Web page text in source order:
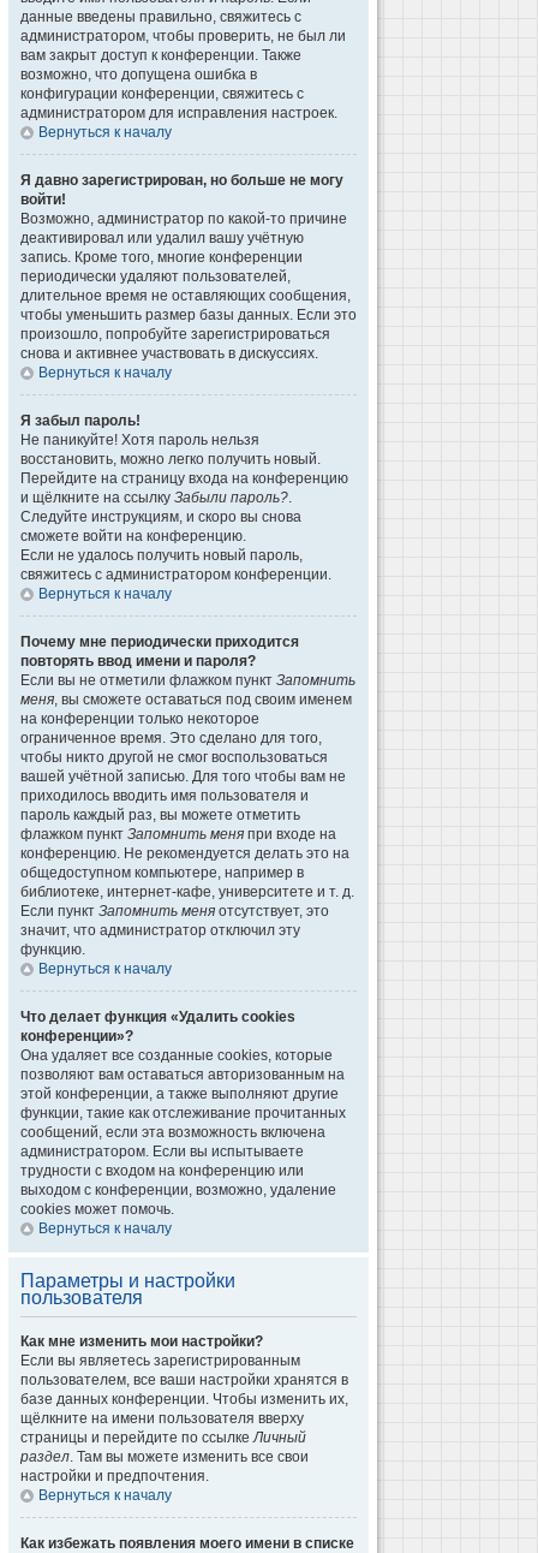
данные введены правильно, свяжитесь с
администратором, чтобы проверить, не был ли
вам закрыт доступ к конференции. Также
возможно, что допущена ошибка в
конфигурации конференции, свяжитесь с
администратором для исправления настроек.
Вернуться к началу
Я давно зарегистрирован, но больше не могу
войти!
Возможно, администратор по какой-то причине
деактивировал или удалил вашу учётную
запись. Кроме того, многие конференции
периодически удаляют пользователей,
длительное время не оставляющих сообщения,
чтобы уменьшить размер базы данных. Если это
произошло, попробуйте зарегистрироваться
снова и активнее участвовать в дискуссиях.
Вернуться к началу
Я забыл пароль!
Не паникуйте! Хотя пароль нельзя
восстановить, можно легко получить новый.
Перейдите на страницу входа на конференцию
и щёлкните на ссылку Забыли пароль?.
Следуйте инструкциям, и скоро вы снова
сможете войти на конференцию.
Если не удалось получить новый пароль,
свяжитесь с администратором конференции.
Вернуться к началу
Почему мне периодически приходится
повторять ввод имени и пароля?
Если вы не отметили флажком пункт Запомнить
меня, вы сможете оставаться под своим именем
на конференции только некоторое
ограниченное время. Это сделано для того,
чтобы никто другой не смог воспользоваться
вашей учётной записью. Для того чтобы вам не
приходилось вводить имя пользователя и
пароль каждый раз, вы можете отметить
флажком пункт Запомнить меня при входе на
конференцию. Не рекомендуется делать это на
общедоступном компьютере, например в
библиотеке, интернет-кафе, университете и т. д.
Если пункт Запомнить меня отсутствует, это
значит, что администратор отключил эту
функцию.
Вернуться к началу
Что делает функция «Удалить cookies
конференции»?
Она удаляет все созданные cookies, которые
позволяют вам оставаться авторизованным на
этой конференции, а также выполняют другие
функции, такие как отслеживание прочитанных
сообщений, если эта возможность включена
администратором. Если вы испытываете
трудности с входом на конференцию или
выходом с конференции, возможно, удаление
cookies может помочь.
Вернуться к началу
Параметры и настройки
пользователя
Как мне изменить мои настройки?
Если вы являетесь зарегистрированным
пользователем, все ваши настройки хранятся в
базе данных конференции. Чтобы изменить их,
щёлкните на имени пользователя вверху
страницы и перейдите по ссылкеЛичный
раздел. Там вы можете изменить все свои
настройки и предпочтения.
Вернуться к началу
Как избежать появления моего имени в списке